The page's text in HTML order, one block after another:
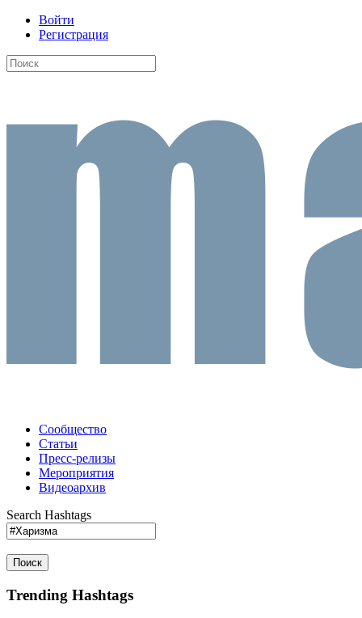
Войти
Регистрация
Сообщество
Статьи
Пресс-релизы
Мероприятия
Видеоархив
Search Hashtags
Поиск
Trending Hashtags